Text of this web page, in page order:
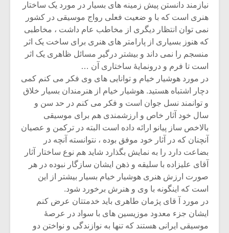
نیازمند دانستن پیش زمینه های بسیار در مورد یک ساختار
هنری است که با و ضعیت فعلی رواج موسیقی در کشور
نمی توان انتظار دیگری از مخاطب عام داشت ، مخاطبی
که هنوز بسیاری از پارامتر های هنری برای ساخت یک اثر
منسجم را نمی داند و بیشتر درگیر مسائل ظاهری یک اثر
است تا فرم و درونمایۀ ساختاری آن …
در مورد هوشیار خیام و توانایی های وی فکر می کنم کمی
دچار اشتباه هستید. هوشیار خیام از هنرمندان بسیار خلاق
و توانمند نسل جوان است و فکر می کنم در حد سن و
سال خود آثار خاص و ارزشمندی هم برای موسیقی
بالاخص ساز پیانو ارائه داده است البته در ترکمن و عصیان
آنچنان که در آثار خود موفق بوده ، نتوانسته آنچه در
بضاعت دارد را به نمایش بگذارد شاید هم نوع ساختار آثار
آقای علیزاده با سلیقه و ذهن ایشان سازگار نبوده در هر
صورت ارزش هنری هوشیار خیام بسیار بیشتر از این
است که اینگونه با وی و هنرش برخورد شود.
در مورد آ قای پژمان طاهری باید خدمتتان عرض کنم
ایشان جزء معدود موزیسین های با سواد در عرصۀ
موسیقی ایرانی هستند که تنها به نوازندگی و نواختن دو